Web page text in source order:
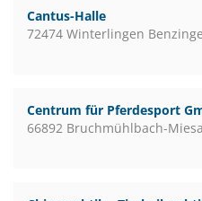
Cantus-Halle
72474 Winterlingen
Centrum für Pferdesport
66892 Bruchmühlbach-